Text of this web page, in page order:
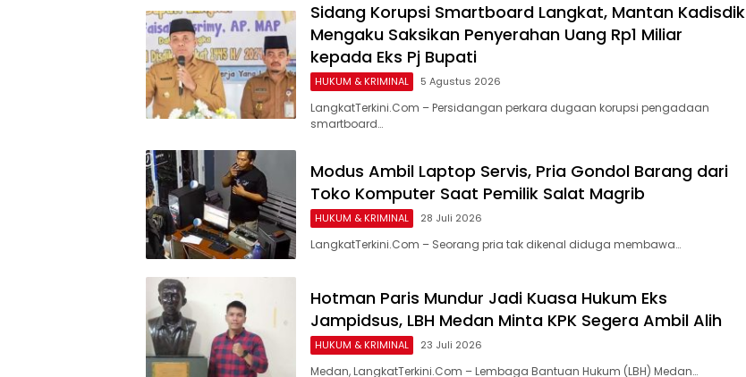
Sidang Korupsi Smartboard Langkat, Mantan Kadisdik
Mengaku Saksikan Penyerahan Uang Rp1 Miliar
kepada Eks Pj Bupati
HUKUM & KRIMINAL 5 Agustus 2026
LangkatTerkini.Com – Persidangan perkara dugaan korupsi pengadaan
smartboard…
Modus Ambil Laptop Servis, Pria Gondol Barang dari
Toko Komputer Saat Pemilik Salat Magrib
HUKUM & KRIMINAL 28 Juli 2026
LangkatTerkini.Com – Seorang pria tak dikenal diduga membawa…
Hotman Paris Mundur Jadi Kuasa Hukum Eks
Jampidsus, LBH Medan Minta KPK Segera Ambil Alih
HUKUM & KRIMINAL 23 Juli 2026
Medan, LangkatTerkini.Com – Lembaga Bantuan Hukum (LBH) Medan…